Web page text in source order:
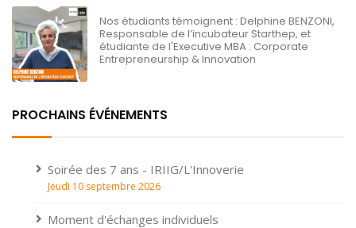
Nos étudiants témoignent : Delphine BENZONI,
Responsable de l’incubateur Starthep, et
étudiante de l'Executive MBA : Corporate
Entrepreneurship & Innovation
PROCHAINS ÉVÉNEMENTS
Soirée des 7 ans - IRIIG/L'Innoverie
Jeudi 10 septembre 2026
Moment d'échanges individuels